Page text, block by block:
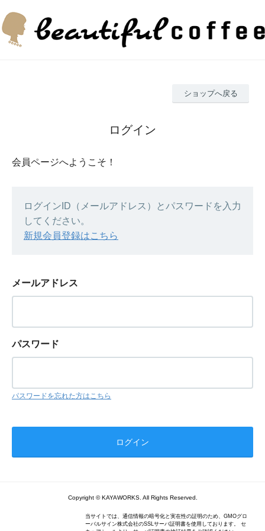
ショップへ戻る
ログイン
会員ページへようこそ！
ログインID（メールアドレス）とパスワードを入力
してください。
新規会員登録はこちら
メールアドレス
パスワード
パスワードを忘れた方はこちら
Copyright © KAYAWORKS. All Rights Reserved.
当サイトでは、通信情報の暗号化と実在性の証明のため、GMOグロ
ーバルサイン株式会社のSSLサーバ証明書を使用しております。 セ